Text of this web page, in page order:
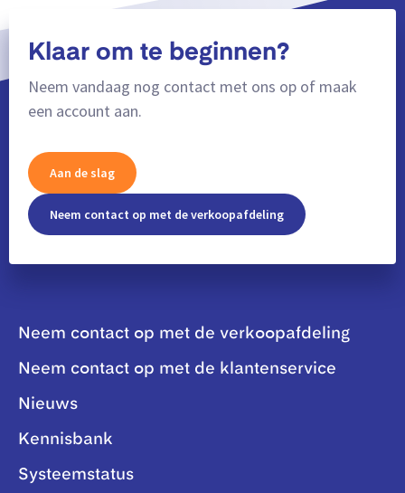
Klaar om te beginnen?
Neem vandaag nog contact met ons op of maak
een account aan.
Aan de slag
Neem contact op met de verkoopafdeling
Neem contact op met de verkoopafdeling
Neem contact op met de klantenservice
Nieuws
Kennisbank
Systeemstatus